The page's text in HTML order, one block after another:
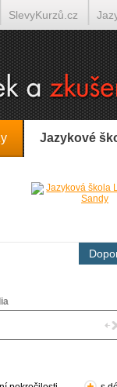
Jazykové
SlevyKurzů.cz
Tlumočení-